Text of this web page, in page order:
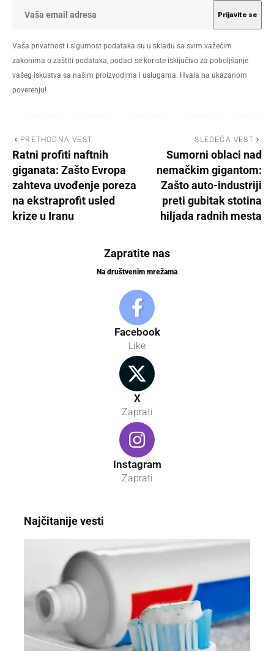
Vaša privatnost i sigurnost podataka su u skladu sa svim važećim
zakonima o zaštiti podataka, podaci se koriste isključivo za poboljšanje
vašeg iskustva sa našim proizvodima i uslugama. Hvala na ukazanom
poverenju!
PRETHODNA VEST
Ratni profiti naftnih
giganata: Zašto Evropa
zahteva uvođenje poreza
na ekstraprofit usled
krize u Iranu
SLEDEĆA VEST
Sumorni oblaci nad
nemačkim gigantom:
Zašto auto-industriji
preti gubitak stotina
hiljada radnih mesta
Zapratite nas
Na društvenim mrežama
Facebook
Like
X
Zaprati
Instagram
Zaprati
Najčitanije vesti